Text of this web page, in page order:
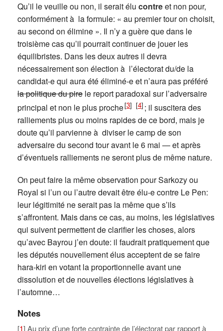
Qu’il le veuille ou non, il serait élu contreet non pour,
conformément à la formule: « au premier tour on choisit,
au second on élimine ». Il n’y a guère que dans le
troisième cas qu’il pourrait continuer de jouer les
équilibristes. Dans les deux autres il devra
nécessairement son élection à l’électorat du/de la
candidat-e qui aura été éliminé-e et n’aura pas préféré
la politique du pire le report paradoxal sur l’adversaire
principal et non le plus proche[3] [4] ; il suscitera des
ralliements plus ou moins rapides de ce bord, mais je
doute qu’il parvienne à diviser le camp de son
adversaire du second tour avant le 6 mai — et après
d’éventuels ralliements ne seront plus de même nature.
On peut faire la même observation pour Sarkozy ou
Royal si l’un ou l’autre devait être élu-e contre Le Pen:
leur légitimité ne serait pas la même que s’ils
s’affrontent. Mais dans ce cas, au moins, les législatives
qui suivent permettent de clarifier les choses, alors
qu’avec Bayrou j’en doute: il faudrait pratiquement que
les députés nouvellement élus acceptent de se faire
hara-kiri en votant la proportionnelle avant une
dissolution et de nouvelles élections législatives à
l’automne…
Notes
[1] Au prix d’une forte contrainte de l’électorat par rapport à